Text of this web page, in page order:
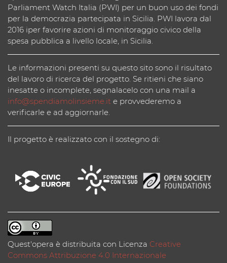
Parliament Watch Italia (PWI) per un buon uso dei fondi
per la democrazia partecipata in Sicilia. PWI lavora dal
2016 iper favorire azioni di monitoraggio civico della
spesa pubblica a livello locale, in Sicilia.
Le informazioni presenti su questo sito sono il risultato
del lavoro di ricerca del progetto. Se ritieni che siano
inesatte o incomplete, segnalacelo con una mail a
info@spendiamolinsieme.it e provvederemo a
verificarle e ad aggiornarle.
Il progetto è realizzato con il sostegno di:
Quest'opera è distribuita con Licenza Creative
Commons Attribuzione 4.0 Internazionale